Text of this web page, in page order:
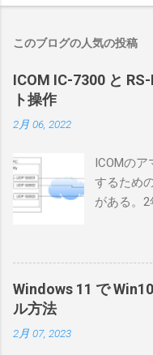
このブログの人気の投稿
ICOM IC-7300 と
ト操作
2月 06, 2022
ICOMの
するため
がある。
としてい
線局構築
くだろう
Windows 11 で
ル方法
2月 07, 2023